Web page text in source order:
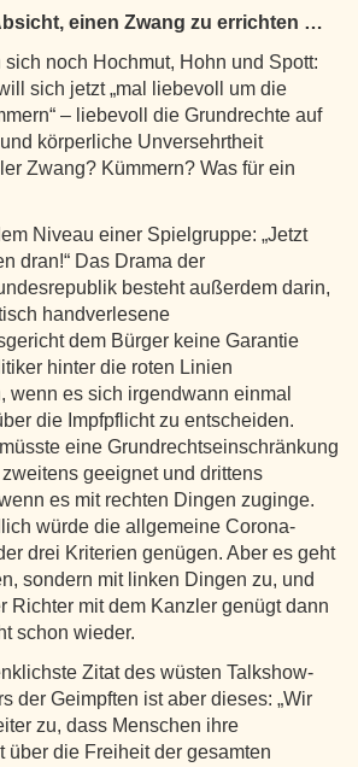
einen Zwang zu errichten …
noch Hochmut, Hohn und Spott:
sich jetzt „mal liebevoll um die
– liebevoll die Grundrechte auf
körperliche Unversehrtheit
Zwang? Kümmern? Was für ein
Niveau einer Spielgruppe: „Jetzt
dran!“ Das Drama der
besteht außerdem darin,
handverlesene
dem Bürger keine Garantie
hinter die roten Linien
wenn es sich irgendwann einmal
die Impfpflicht zu entscheiden.
eine Grundrechtseinschränkung
geeignet und drittens
es mit rechten Dingen zuginge.
würde die allgemeine Corona-
drei Kriterien genügen. Aber es geht
sondern mit linken Dingen zu, und
Richter mit dem Kanzler genügt dann
schon wieder.
Zitat des wüsten Talkshow-
der Geimpften ist aber dieses: „Wir
zu, dass Menschen ihre
über die Freiheit der gesamten